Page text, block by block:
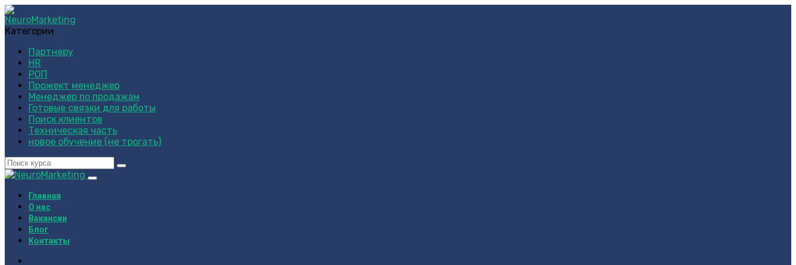
Категории
Партнеру
HR
РОП
Прожект менеджер
Менеджер по продажам
Готовые связки для работы
Поиск клиентов
Техническая часть
новое обучение (не трогать)
Главная
О нас
Вакансии
Блог
Контакты